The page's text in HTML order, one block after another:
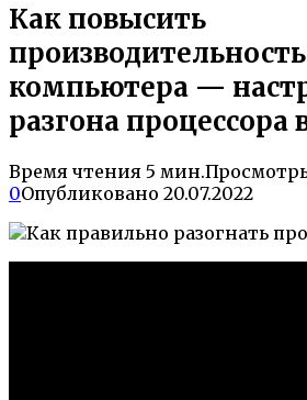
Как повысить
производительность
компьютера —
разгона процессора
Время чтения 5 мин.
0Опубликовано 20.07.2022